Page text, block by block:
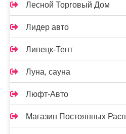
Лесной Торговый Дом
Лидер авто
Липецк-Тент
Луна, сауна
Люфт-Авто
Магазин Постоянных